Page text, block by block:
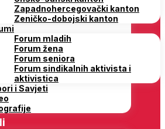
Zapadnohercegovački kanton
Zeničko-dobojski kanton
Forum mladih
Forum žena
Forum seniora
Forum sindikalnih aktivista i
aktivistica
i Savjeti